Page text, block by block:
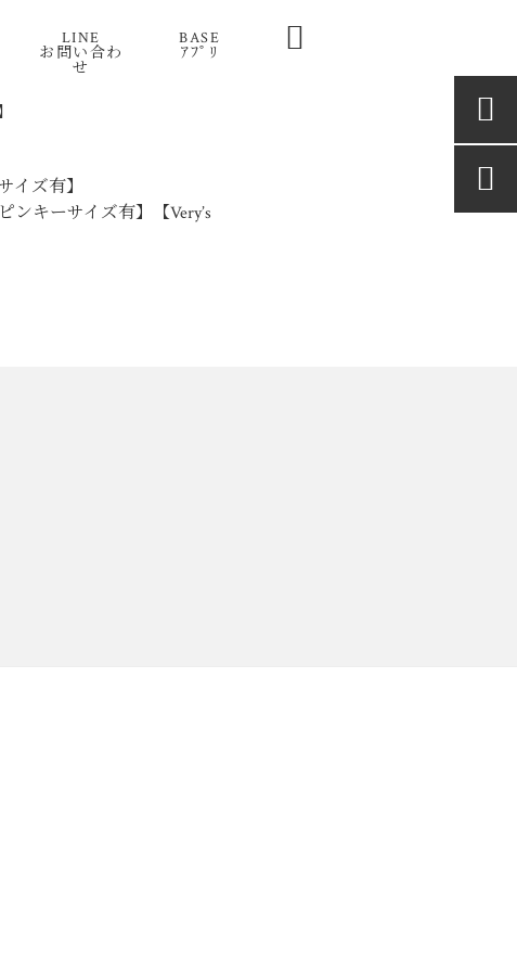
LINE
お問い合わ
せ
BASE
ｱﾌﾟﾘ 
ズ有】
キーサイズ有】【Very’s

